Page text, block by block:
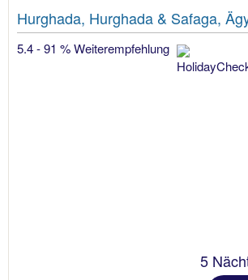
Hurghada, Hurghada & Safaga,
5.4 - 91 % Weiterempfehlung
5